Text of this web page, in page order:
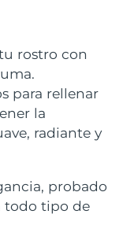
rostro con
para rellenar
la
radiante y
probado
todo tipo de